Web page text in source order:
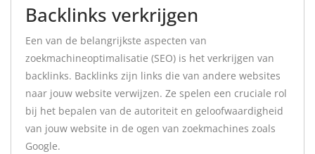
Backlinks verkrijgen
Een van de belangrijkste aspecten van
zoekmachineoptimalisatie (SEO) is het verkrijgen van
backlinks. Backlinks zijn links die van andere websites
naar jouw website verwijzen. Ze spelen een cruciale rol
bij het bepalen van de autoriteit en geloofwaardigheid
van jouw website in de ogen van zoekmachines zoals
Google.